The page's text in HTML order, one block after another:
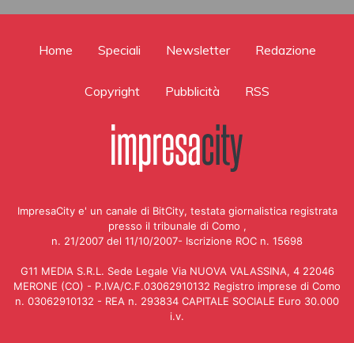
Home Speciali Newsletter Redazione
Copyright Pubblicità RSS
ImpresaCity e' un canale di BitCity, testata giornalistica registrata
presso il tribunale di Como ,
n. 21/2007 del 11/10/2007- Iscrizione ROC n. 15698
G11 MEDIA S.R.L. Sede Legale Via NUOVA VALASSINA, 4 22046
MERONE (CO) - P.IVA/C.F.03062910132 Registro imprese di Como
n. 03062910132 - REA n. 293834 CAPITALE SOCIALE Euro 30.000
i.v.